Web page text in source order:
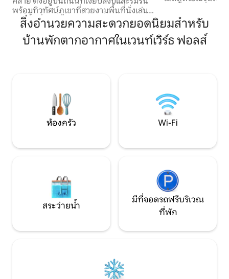
พร้อมทิวทัศน์ภูเขาที่สวยงามพื้นที่นั่งเล่น
และพื้นที่รับประทานอาหารกว้างขวางห้อง
นอนสามห้องและห้องน้ำระยิบระยับสอง
ห้อง รู้สึกเหมือนคุณอยู่ห่างออกไปนับล้าน
ส่วนตัว และแช่ตัวผ่อนคลายในอ่างน้ำร้อน
พร้อมชมทิวทัศน์อันตระการตา!
หลายแห่ง ลิตเติ้ล เวโรน่า ตกแต่งอย่างมี
สไตล์ด้วยเครื่องน
อาบน้ำฝนขนาดให
เตาผิง และสิ่งอำ
ตกลงล่วงหน้า
สิ่งอำนวยความสะดวกยอดนิยมสำหรับ
บ้านพักตากอากาศในเวนท์เวิร์ธ ฟอลส์
ห้องครัว Wi-Fi
สระว่ายน้ำ
มีที่จอดรถฟรีบริเวณ
ที่พัก